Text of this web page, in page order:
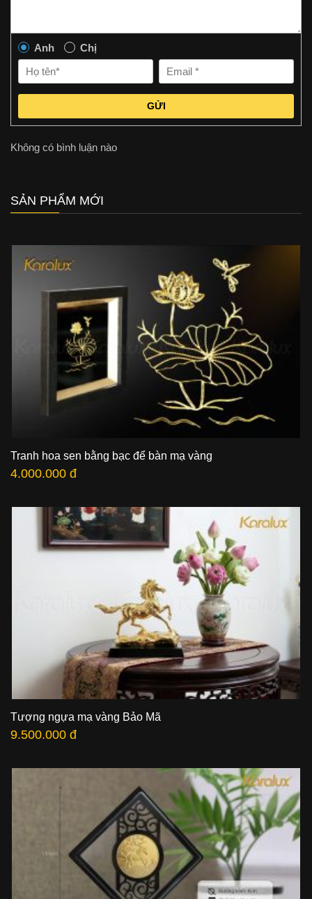
Anh Chị
GỬI
Không có bình luận nào
SẢN PHẨM MỚI
Tranh hoa sen bằng bạc để bàn mạ vàng
4.000.000 đ
Tượng ngựa mạ vàng Bảo Mã
9.500.000 đ